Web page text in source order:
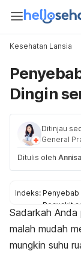
Kesehatan Lansia
Dingin
Ditinjau
General
Ditulis oleh
Indeks: Penyebab
Penyakit
Cara
Cara
Sadarkah
malah mudah
mungkin suhu